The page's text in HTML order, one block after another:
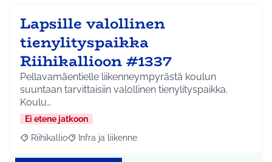
Lapsille valollinen
tienylityspaikka
Riihikallioon #1337
Pellavamäentielle liikenneympyrästä koulun
suuntaan tarvittaisiin valollinen tienylityspaikka.
Koulu…
Ei etene jatkoon
Rajaa tulokset aihepiirin mukaan: Riihikallio
Riihikallio Rajaa tulokset teeman mukaan: Infra ja liikenne
Infra ja liikenne